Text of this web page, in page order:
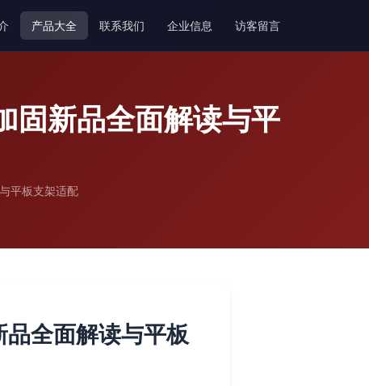
产品大全 联系我们 企业信息 访客留言
固新品全面解读与平
平板支架适配
全面解读与平板